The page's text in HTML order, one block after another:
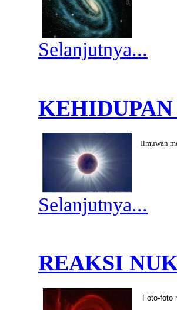
Selanjutnya...
Ilmuwan
Selanjutnya...
REAKSI
Foto-foto